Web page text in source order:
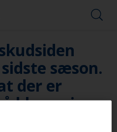
sæson.
der er
blærer i
er der